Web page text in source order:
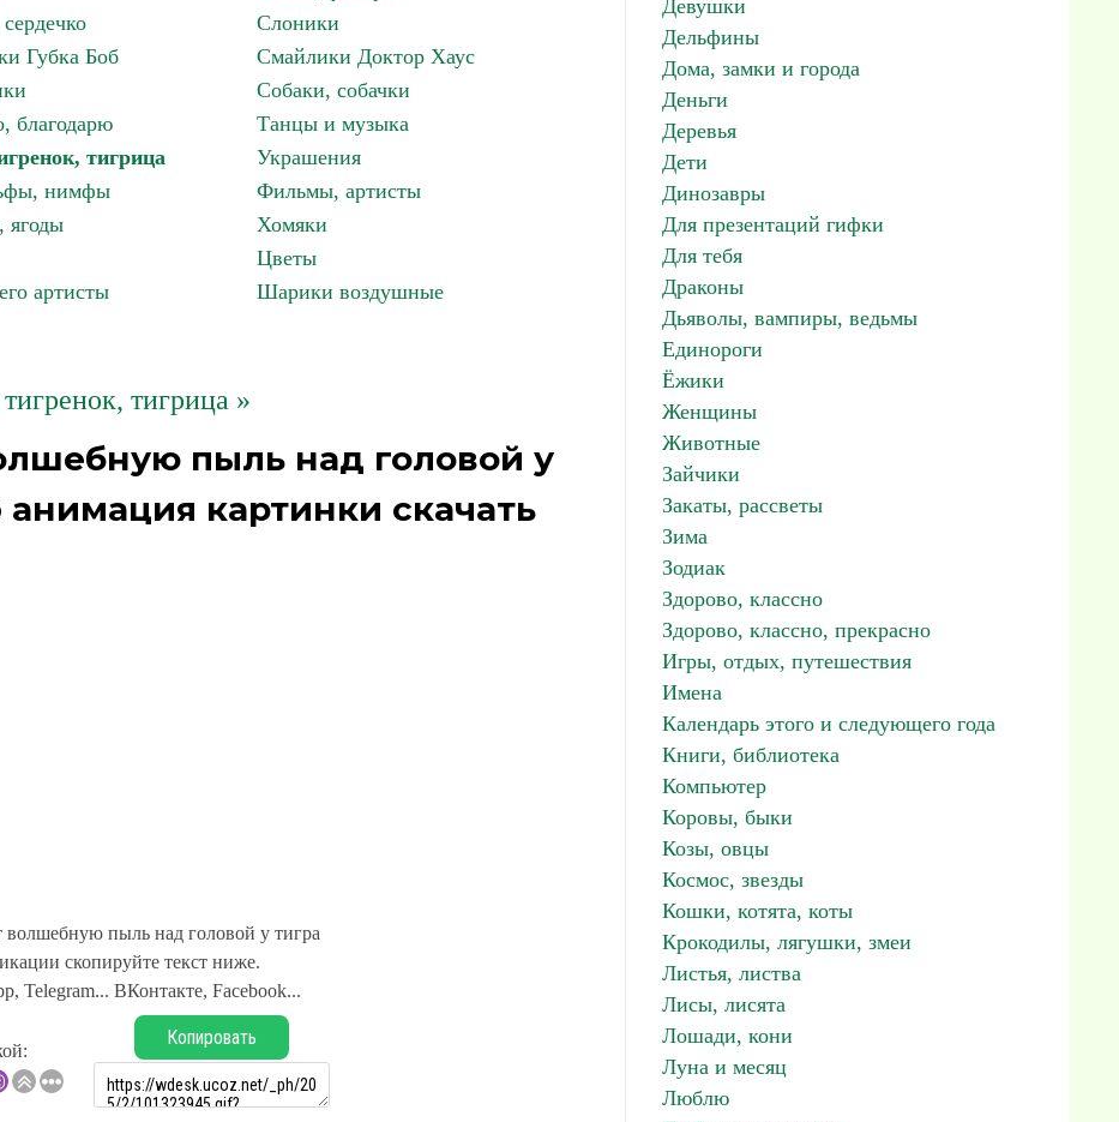
Слоники
Губка Боб
Смайлики Доктор Хаус
Собаки, собачки
благодарю
Танцы и музыка
тигрица
Украшения
нимфы
Фильмы, артисты
ягоды
Хомяки
Цветы
артисты
Шарики воздушные
тигрица »
пыль над головой у
картинки скачать
волшебную пыль над головой у тигра
скопируйте текст ниже.
Telegram... ВКонтакте, Facebook...
Копировать
Девушки
Дельфины
Дома, замки и города
Деньги
Деревья
Дети
Динозавры
Для презентаций гифки
Для тебя
Драконы
Дьяволы, вампиры, ведьмы
Единороги
Ёжики
Женщины
Животные
Зайчики
Закаты, рассветы
Зима
Зодиак
Здорово, классно
Здорово, классно, прекрасно
Игры, отдых, путешествия
Имена
Календарь этого и следующего года
Книги, библиотека
Компьютер
Коровы, быки
Козы, овцы
Космос, звезды
Кошки, котята, коты
Крокодилы, лягушки, змеи
Листья, листва
Лисы, лисята
Лошади, кони
Луна и месяц
Люблю